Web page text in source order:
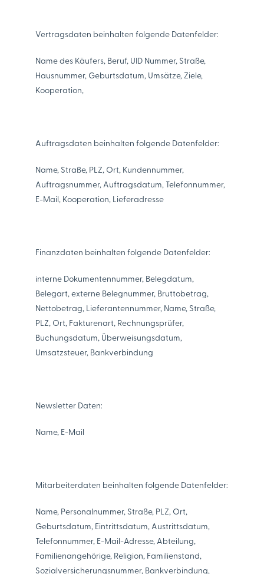
Vertragsdaten beinhalten folgende Datenfelder:
Name des Käufers, Beruf, UID Nummer, Straße,
Hausnummer, Geburtsdatum, Umsätze, Ziele,
Kooperation,
Auftragsdaten beinhalten folgende Datenfelder:
Name, Straße, PLZ, Ort, Kundennummer,
Auftragsnummer, Auftragsdatum, Telefonnummer,
E-Mail, Kooperation, Lieferadresse
Finanzdaten beinhalten folgende Datenfelder:
interne Dokumentennummer, Belegdatum,
Belegart, externe Belegnummer, Bruttobetrag,
Nettobetrag, Lieferantennummer, Name, Straße,
PLZ, Ort, Fakturenart, Rechnungsprüfer,
Buchungsdatum, Überweisungsdatum,
Umsatzsteuer, Bankverbindung
Newsletter Daten:
Name, E-Mail
Mitarbeiterdaten beinhalten folgende Datenfelder:
Name, Personalnummer, Straße, PLZ, Ort,
Geburtsdatum, Eintrittsdatum, Austrittsdatum,
Telefonnummer, E-Mail-Adresse, Abteilung,
Familienangehörige, Religion, Familienstand,
Sozialversicherungsnummer, Bankverbindung,